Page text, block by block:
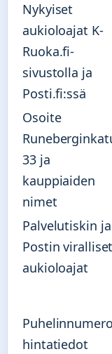
Nykyiset
aukioloajat K-
Ruoka.fi-
sivustolla ja
Posti.fi:ssä
Osoite
33 ja
kauppiaiden
nimet
Palvelutiskin ja
Postin viralliset
aukioloajat
hintatiedot